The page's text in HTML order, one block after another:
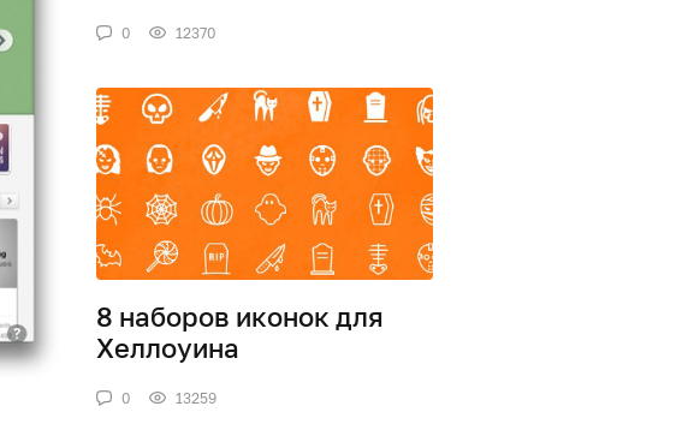
0 12370
8 наборов иконок для
Хеллоуина
0 13259